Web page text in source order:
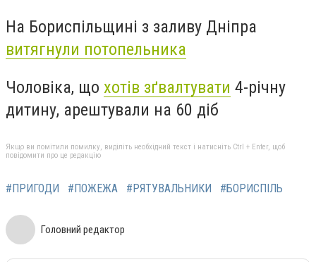
На Бориспільщині з заливу Дніпра
витягнули потопельника
Чоловіка, що хотів зґвалтувати 4-річну
дитину, арештували на 60 діб
Якщо ви помітили помилку, виділіть необхідний текст і натисніть Ctrl + Enter, щоб
повідомити про це редакцію
#ПРИГОДИ #ПОЖЕЖА #РЯТУВАЛЬНИКИ #БОРИСПІЛЬ
Головний редактор